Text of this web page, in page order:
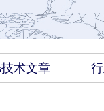
技术文章